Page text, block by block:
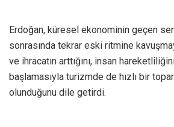
Erdoğan, küresel ekonominin geçen
sonrasında tekrar eski ritmine
ve ihracatın arttığını, insan
başlamasıyla turizmde de hızlı bir
olunduğunu dile getirdi.